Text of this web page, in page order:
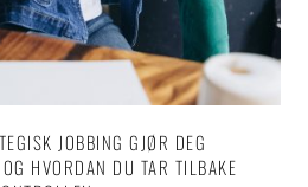
JOBBING GJØR DEG
HVORDAN DU TAR TILBAKE